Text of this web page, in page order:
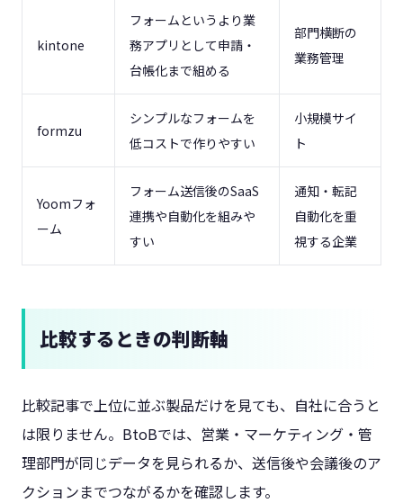
kintone
フォームというより業
務アプリとして申請・
台帳化まで組める
部門横断の
業務管理
formzu
シンプルなフォームを
低コストで作りやすい
小規模サイ
ト
Yoomフォ
ーム
フォーム送信後のSaaS
連携や自動化を組みや
すい
通知・転記
自動化を重
視する企業
比較するときの判断軸
比較記事で上位に並ぶ製品だけを見ても、自社に合うと
は限りません。BtoBでは、営業・マーケティング・管
理部門が同じデータを見られるか、送信後や会議後のア
クションまでつながるかを確認します。